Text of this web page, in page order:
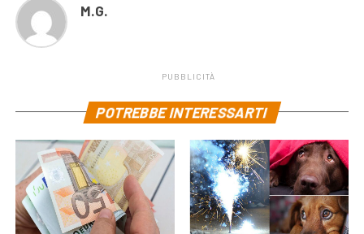
M.G.
PUBBLICITÀ
POTREBBE INTERESSARTI